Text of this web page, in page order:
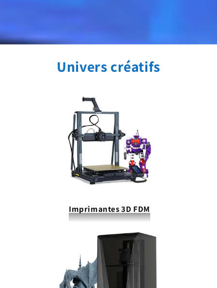
Univers créatifs
Imprimantes 3D FDM